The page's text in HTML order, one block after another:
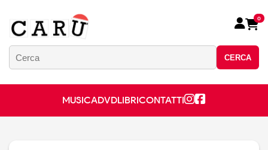
CERCA
0
MUSICADVDLIBRICONTATTI